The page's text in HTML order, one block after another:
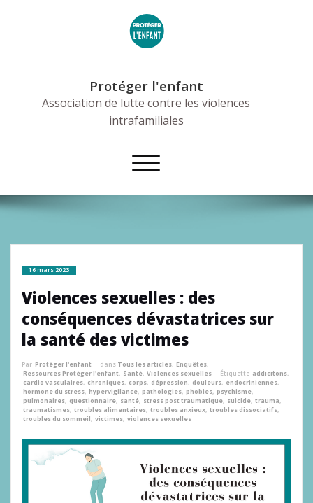
Protéger l'enfant
Association de lutte contre les violences
intrafamiliales
Afficher/masquer
la
16 mars 2023
Violences sexuelles : des
conséquences dévastatrices sur
la santé des victimes
Par Protéger l'enfant dans Tous les articles, Enquêtes,
Ressources Protéger l'enfant, Santé, Violences sexuelles Étiquette addicitons,
cardio vasculaires, chroniques, corps, dépression, douleurs, endocriniennes,
hormone du stress, hypervigilance, pathologies, phobies, psychisme,
pulmonaires, questionnaire, santé, stress post traumatique, suicide, trauma,
traumatismes, troubles alimentaires, troubles anxieux, troubles dissociatifs,
troubles du sommeil, victimes, violences sexuelles